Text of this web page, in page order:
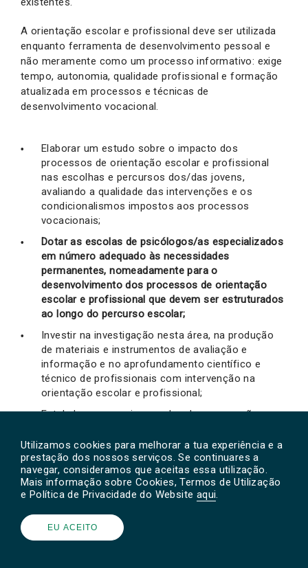
Utilizamos cookies para melhorar a tua experiência e a
prestação dos nossos serviços. Se continuares a
navegar, consideramos que aceitas essa utilização.
Mais informação sobre Cookies, Termos de Utilização
e Política de Privacidade do Website aqui.
EU ACEITO
A orientação escolar e profissional deve ser utilizada
enquanto ferramenta de desenvolvimento pessoal e
não meramente como um processo informativo: exige
tempo, autonomia, qualidade profissional e formação
atualizada em processos e técnicas de
desenvolvimento vocacional.
Elaborar um estudo sobre o impacto dos
processos de orientação escolar e profissional
nas escolhas e percursos dos/das jovens,
avaliando a qualidade das intervenções e os
condicionalismos impostos aos processos
vocacionais;
Dotar as escolas de psicólogos/as especializados
em número adequado às necessidades
permanentes, nomeadamente para o
desenvolvimento dos processos de orientação
escolar e profissional que devem ser estruturados
ao longo do percurso escolar;
Investir na investigação nesta área, na produção
de materiais e instrumentos de avaliação e
informação e no aprofundamento científico e
técnico de profissionais com intervenção na
orientação escolar e profissional;
Estabelecer parcerias e redes de cooperação com
e com os agentes da comunidade educativa
(empresas, escolas, autarquias) essenciais para o
desenvolvimento de programas de orientação
escolar e profissional;
definição das prioridades formativas e na
construção da componente curricular técnica dos